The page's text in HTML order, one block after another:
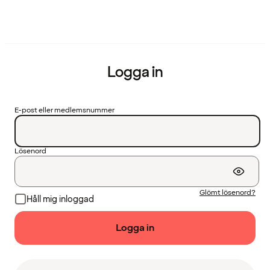
Logga in
E-post eller medlemsnummer
Lösenord
Håll mig inloggad
Glömt lösenord?
Logga in